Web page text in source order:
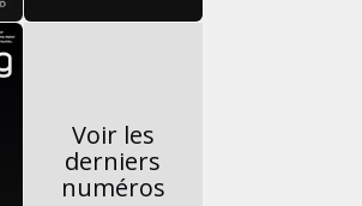
Voir les
derniers
numéros